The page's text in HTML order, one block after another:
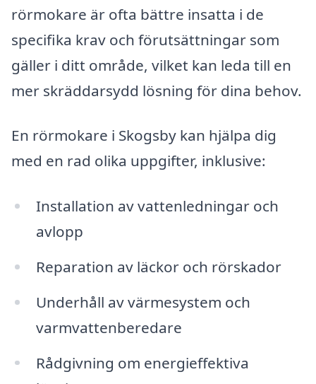
rörmokare är ofta bättre insatta i de
specifika krav och förutsättningar som
gäller i ditt område, vilket kan leda till en
mer skräddarsydd lösning för dina behov.
En rörmokare i Skogsby kan hjälpa dig
med en rad olika uppgifter, inklusive:
Installation av vattenledningar och
avlopp
Reparation av läckor och rörskador
Underhåll av värmesystem och
varmvattenberedare
Rådgivning om energieffektiva